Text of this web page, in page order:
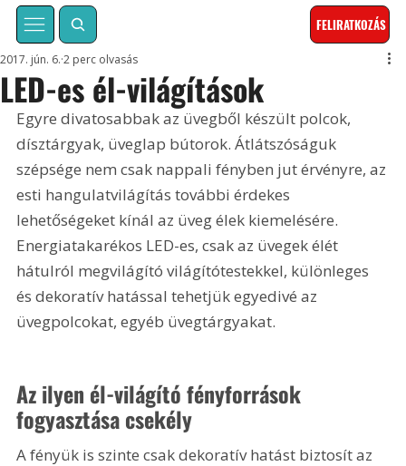
FELIRATKOZÁS
LED-es él-világítások
2017. jún. 6. 2 perc olvasás
Egyre divatosabbak az üvegből készült polcok,
dísztárgyak, üveglap bútorok. Átlátszóságuk
szépsége nem csak nappali fényben jut érvényre, az
esti hangulatvilágítás további érdekes
lehetőségeket kínál az üveg élek kiemelésére.
Energiatakarékos LED-es, csak az üvegek élét
hátulról megvilágító világítótestekkel, különleges
és dekoratív hatással tehetjük egyedivé az
üvegpolcokat, egyéb üvegtárgyakat.
Az ilyen él-világító fényforrások
fogyasztása csekély
A fényük is szinte csak dekoratív hatást biztosít az